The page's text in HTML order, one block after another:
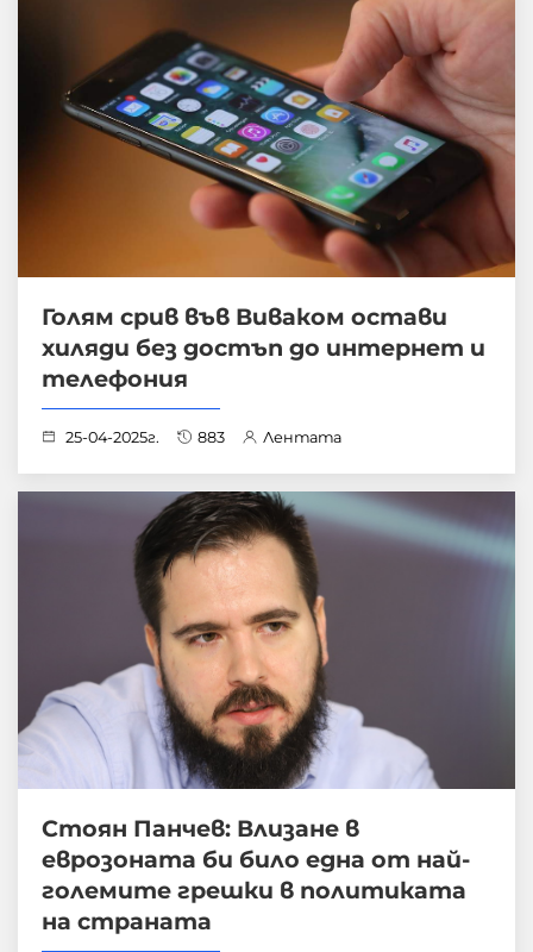
Голям срив във Виваком остави
хиляди без достъп до интернет и
телефония
25-04-2025г. 883 Лентата
Стоян Панчев: Влизане в
еврозоната би било една от най-
големите грешки в политиката
на страната